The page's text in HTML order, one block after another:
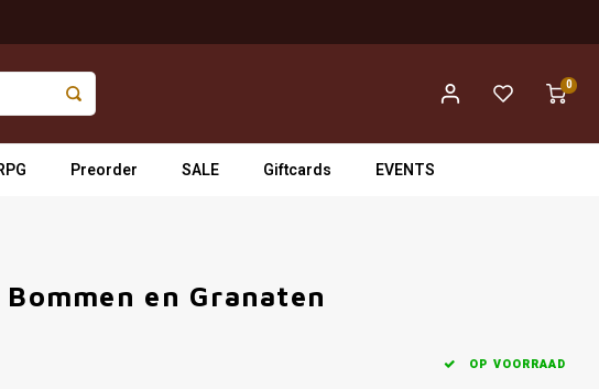
0
Preorder SALE Giftcards EVENTS
en Granaten
OP VOORRAAD